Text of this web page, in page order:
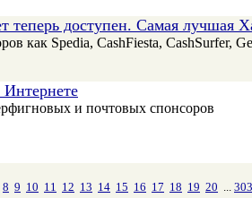
теперь доступен. Самая лучшая
как Spedia, CashFiesta, CashSurfer,
Интернете
и почтовых спонсоров
8 9 10 11 12 13 14 15 16 17 18 19 20 ... 303